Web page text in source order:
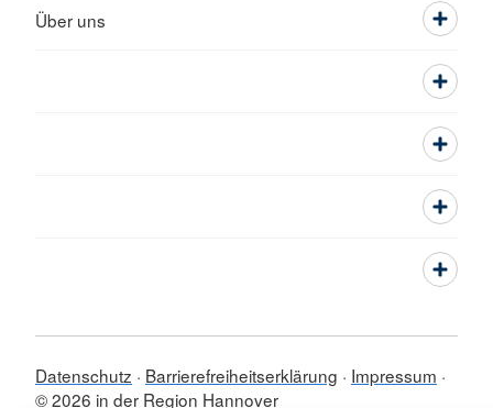
Über uns
Datenschutz Barrierefreiheitserklärung
Impressum
© 2026 in der Region Hannover